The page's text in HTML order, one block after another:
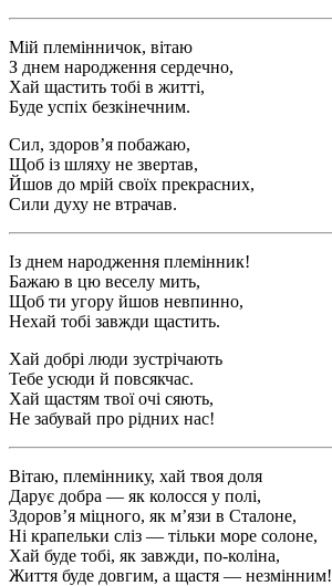
Мій племінничок, вітаю
З днем народження сердечно,
Хай щастить тобі в житті,
Буде успіх безкінечним.
Сил, здоров’я побажаю,
Щоб із шляху не звертав,
Йшов до мрій своїх прекрасних,
Сили духу не втрачав.
Із днем народження племінник!
Бажаю в цю веселу мить,
Щоб ти угору йшов невпинно,
Нехай тобі завжди щастить.
Хай добрі люди зустрічають
Тебе усюди й повсякчас.
Хай щастям твої очі сяють,
Не забувай про рідних нас!
Вітаю, племіннику, хай твоя доля
Дарує добра — як колосся у полі,
Здоров’я міцного, як м’язи в Сталоне,
Ні крапельки сліз — тільки море солоне,
Хай буде тобі, як завжди, по-коліна,
Життя буде довгим, а щастя — незмінним!